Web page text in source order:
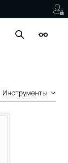
Поиск
Инструменты